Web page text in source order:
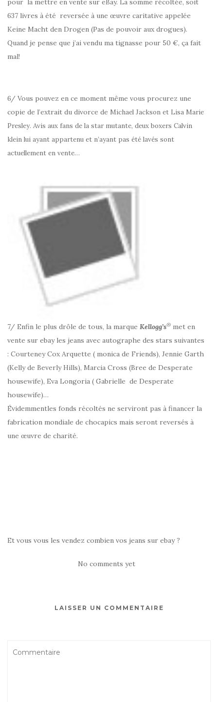
pour la mettre en vente sur eBay. La somme récoltée, soit
637 livres à été reversée à une œuvre caritative appelée
Keine Macht den Drogen (Pas de pouvoir aux drogues).
Quand je pense que j’ai vendu ma tignasse pour 50 €, ça fait
mal!
6/ Vous pouvez en ce moment même vous procurez une
copie de l’extrait du divorce de Michael Jackson et Lisa Marie
Presley. Avis aux fans de la star mutante, deux boxers Calvin
klein lui ayant appartenu et n’ayant pas été lavés sont
actuellement en vente…
7/ Enfin le plus drôle de tous, la marque Kellogg’s® met en
vente sur ebay les jeans avec autographe des stars suivantes
: Courteney Cox Arquette ( monica de Friends), Jennie Garth
(Kelly de Beverly Hills), Marcia Cross (Bree de Desperate
housewife), Eva Longoria ( Gabrielle de Desperate
housewife)…
Évidemmentles fonds récoltés ne serviront pas à financer la
fabrication mondiale de chocapics mais seront reversés à
une œuvre de charité.
Et vous vous les vendez combien vos jeans sur ebay ?
No comments yet
LAISSER UN COMMENTAIRE